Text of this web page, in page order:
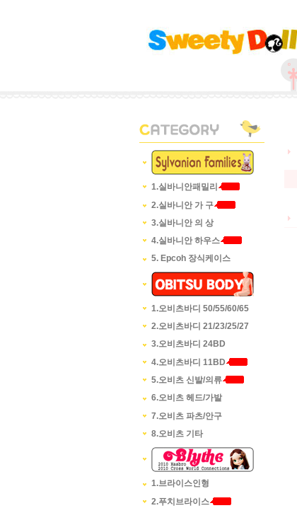
1.실바니안패밀리
2.실바니안 가 구
3.실바니안 의 상
4.실바니안 하우스
5. Epcoh 장식케이스
1.오비츠바디 50/55/60/65
2.오비츠바디 21/23/25/27
3.오비츠바디 24BD
4.오비츠바디 11BD
5.오비츠 신발/의류
6.오비츠 헤드/가발
7.오비츠 파츠/안구
8.오비츠 기타
1.브라이스인형
2.푸치브라이스